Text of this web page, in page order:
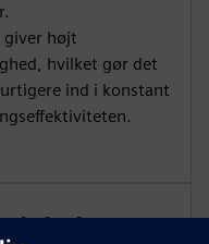
giver højt
hvilket gør det
ind i konstant